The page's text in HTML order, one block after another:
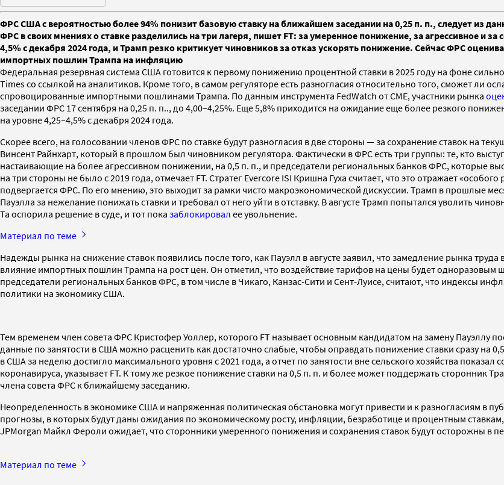
ФРС США с вероятностью более 94% понизит базовую ставку на ближайшем заседании на 0,25 п. п., следует из
ФРС в своих мнениях о ставке разделились на три лагеря, пишет FT: за умеренное понижение, за агрессивное и
4,5% с декабря 2024 года, и Трамп резко критикует чиновников за отказ ускорять понижение. Сейчас ФРС
импортных пошлин Трампа на инфляцию
Федеральная резервная система США готовится к первому понижению процентной ставки в 2025 году на фоне
Times со ссылкой на аналитиков. Кроме того, в самом регуляторе есть разногласия относительно того, сможет ли
спровоцированные импортными пошлинами Трампа. По данным инструмента FedWatch от CME, участники рынка
заседании ФРС 17 сентября на 0,25 п. п.., до 4,00–4,25%. Еще 5,8% приходится на ожидание еще более резкого
на уровне 4,25–4,5% с декабря 2024 года.
Скорее всего, на голосовании членов ФРС по ставке будут разногласия в две стороны — за сохранение ставок на
Винсент Райнхарт, который в прошлом был чиновником регулятора. Фактически в ФРС есть три группы: те, кто
настаивающие на более агрессивном понижении, на 0,5 п. п., и председатели региональных банков ФРС, которые
на три стороны не было с 2019 года, отмечает FT. Стратег Evercore ISI Кришна Гуха считает, что это отражает
подвергается ФРС. По его мнению, это выходит за рамки чисто макроэкономической дискуссии. Трамп в прошлые
Пауэлла за нежелание понижать ставки и требовал от него уйти в отставку. В августе Трамп попытался уволить
Та оспорила решение в суде, и тот пока заблокировал ее увольнение.
Материал по теме
Надежды рынка на снижение ставок появились после того, как Пауэлл в августе заявил, что замедление рынка
влияние импортных пошлин Трампа на рост цен. Он отметил, что воздействие тарифов на цены будет
председатели региональных банков ФРС, в том числе в Чикаго, Канзас-Сити и Сент-Луисе, считают, что индексы
политики на экономику США.
Тем временем член совета ФРС Кристофер Уоллер, которого FT называет основным кандидатом на замену Пауэллу
данные по занятости в США можно расценить как достаточно слабые, чтобы оправдать понижение ставки сразу на
в США за неделю достигло максимального уровня с 2021 года, а отчет по занятости вне сельского хозяйства
коронавируса, указывает FT. К тому же резкое понижение ставки на 0,5 п. п. и более может поддержать сторонник
члена совета ФРС к ближайшему заседанию.
Неопределенность в экономике США и напряженная политическая обстановка могут привести и к разногласиям в
прогнозы, в которых будут даны ожидания по экономическому росту, инфляции, безработице и процентным
JPMorgan Майкл Фероли ожидает, что сторонники умеренного понижения и сохранения ставок будут осторожны в
Материал по теме